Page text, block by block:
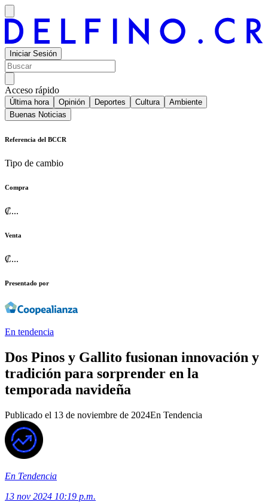
Iniciar Sesión
Acceso rápido
Última hora Opinión Deportes Cultura
Ambiente
Buenas Noticias
Referencia del BCCR
Tipo de cambio
Compra
₡...
Venta
₡...
Presentado por
En tendencia
Dos Pinos y Gallito fusionan innovación y
tradición para sorprender en la
temporada navideña
Publicado el 13 de noviembre de 2024En Tendencia
En Tendencia
13 nov 2024 10:19 p.m.